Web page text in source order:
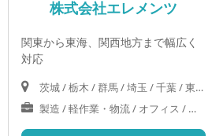
株式会社エレメンツ
関東から東海、関西地方まで幅広く
対応
茨城 / 栃木 / 群馬 / 埼玉 / 千葉 / 東京 / 神奈川 / 山梨 / 岐阜 / 静岡 / 愛知 / 三重 / 滋賀 / 京都 / 大阪 / 奈良
製造 / 軽作業・物流 / オフィス / 医療・介護・福祉